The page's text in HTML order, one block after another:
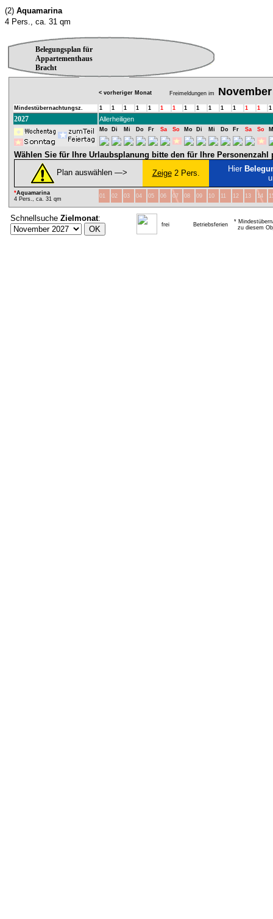
(2) Aquamarina
4 Pers., ca. 31 qm
Belegungsplan für
Appartementhaus
Bracht
< vorheriger Monat Freimeldungen im November
Mindestübernachtungsz. 1 1 1 1 1 1 1 1 1 1 1 1 1 1 1
2027 Allerheiligen
Mo Di Mi Do Fr Sa So Mo Di Mi Do Fr Sa So
Wählen Sie für Ihre Urlaubsplanung bitte den für Ihre Personenzahl
Plan auswählen ―>
Zeige2 Pers. Hier
*Aquamarina
4 Pers., ca. 31 qm
01 02 03 04 05 06 07 08 09 10 11 12 13 14
Schnellsuche Zielmonat:
frei Betriebsferien
*
zu diesem